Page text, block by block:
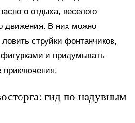
отдыха, веселого
движения. В них можно
ловить струйки фонтанчиков,
и придумывать
приключения.
гид по надувным